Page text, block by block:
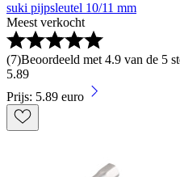
suki pijpsleutel 10/11 mm
Meest verkocht
(7)Beoordeeld met 4.9 van de 5
5.89
Prijs: 5.89 euro